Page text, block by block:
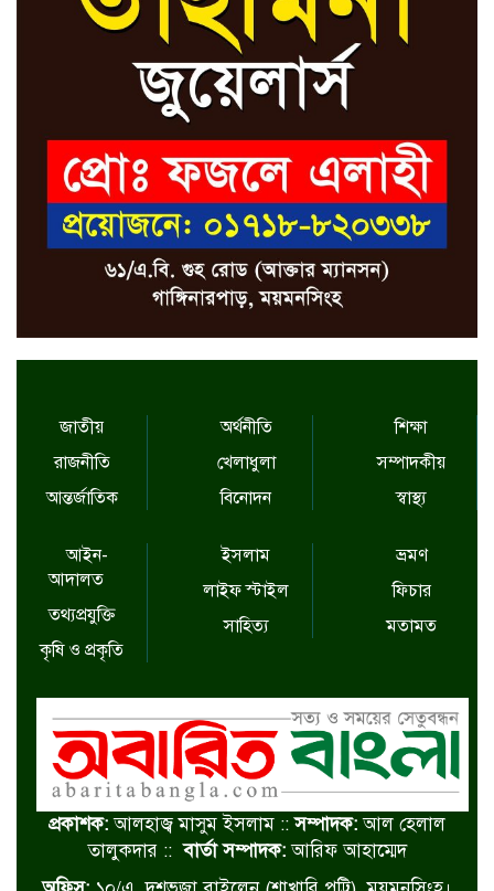
জাতীয়
রাজনীতি
আন্তর্জাতিক
অর্থনীতি
খেলাধুলা
বিনোদন
শিক্ষা
সম্পাদকীয়
স্বাস্থ্য
আইন-
আদালত
তথ্যপ্রযুক্তি
কৃষি ও প্রকৃতি
ইসলাম
লাইফ স্টাইল
সাহিত্য
ভ্রমণ
ফিচার
মতামত
প্রকাশক:আলহাজ্ব মাসুম ইসলাম ::সম্পাদক:আল হেলাল
তালুকদার ::বার্তা সম্পাদক:আরিফ আহাম্মেদ